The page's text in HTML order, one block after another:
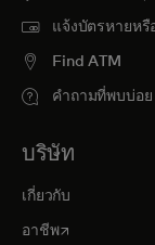
แจ้งบัตรหายหรื
Find ATM
คำถามที่พบบ่อย
บริษัท
เกี่ยวกับ
อาชีพopens in a